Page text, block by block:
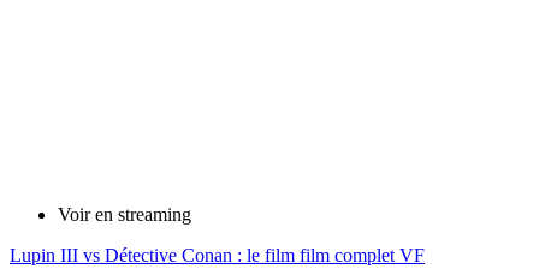
Voir en streaming
Lupin III vs Détective Conan : le film film complet VF